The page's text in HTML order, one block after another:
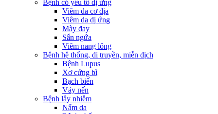
Bệnh có yếu tố dị ứng
Viêm da cơ địa
Viêm da dị ứng
Mày đay
Sẩn ngứa
Viêm nang lông
Bệnh hệ thống, di truyền, miễn dịch
Bệnh Lupus
Xơ cứng bì
Bạch biến
Vảy nến
Bệnh lây nhiễm
Nấm da